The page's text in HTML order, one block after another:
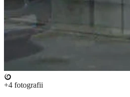
+4 fotografii